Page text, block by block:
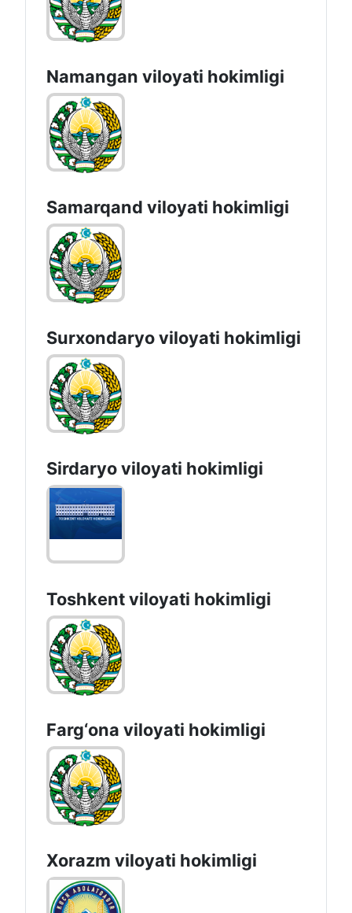
Namangan vilоyati hоkimligi
Samarqand viloyati hokimligi
Surxondaryo vilоyati hоkimligi
Sirdaryo vilоyati hоkimligi
Toshkent vilоyati hоkimligi
Farg‘оnа vilоyati hоkimligi
Xorazm vilоyati hоkimligi